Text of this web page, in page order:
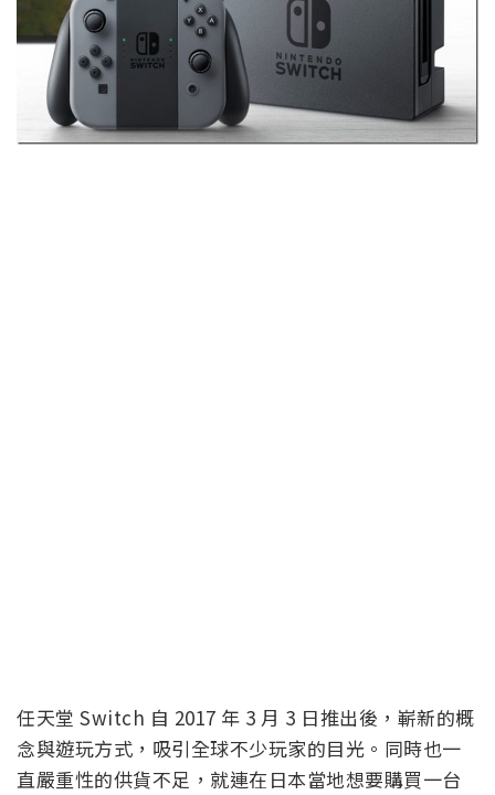
任天堂 Switch 自 2017 年 3 月 3 日推出後，嶄新的概
念與遊玩方式，吸引全球不少玩家的目光。同時也一
直嚴重性的供貨不足，就連在日本當地想要購買一台